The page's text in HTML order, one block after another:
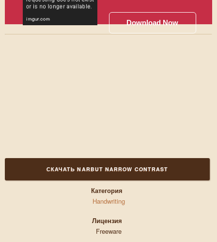
Download Now
СКАЧАТЬ NARBUT NARROW CONTRAST
Категория
Handwriting
Лицензия
Freeware